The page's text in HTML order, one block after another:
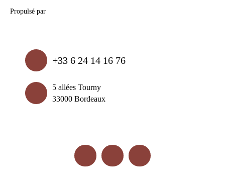
Propulsé par
+33 6 24 14 16 76
5 allées Tourny
33000 Bordeaux